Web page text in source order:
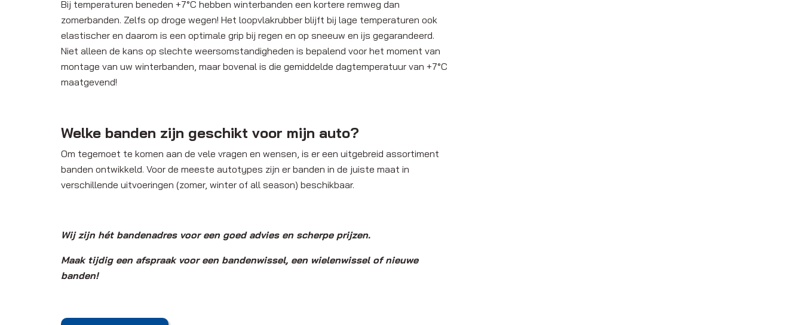
Bij temperaturen beneden +7°C hebben winterbanden een kortere remweg dan
zomerbanden. Zelfs op droge wegen! Het loopvlakrubber blijft bij lage temperaturen ook
elastischer en daarom is een optimale grip bij regen en op sneeuw en ijs gegarandeerd.
Niet alleen de kans op slechte weersomstandigheden is bepalend voor het moment van
montage van uw winterbanden, maar bovenal is die gemiddelde dagtemperatuur van +7°C
maatgevend!
Welke banden zijn geschikt voor mijn auto?
Om tegemoet te komen aan de vele vragen en wensen, is er een uitgebreid assortiment
banden ontwikkeld. Voor de meeste autotypes zijn er banden in de juiste maat in
verschillende uitvoeringen (zomer, winter of all season) beschikbaar.
Wij zijn hét bandenadres voor een goed advies en scherpe prijzen.
Maak tijdig een afspraak voor een bandenwissel, een wielenwissel of nieuwe
banden!